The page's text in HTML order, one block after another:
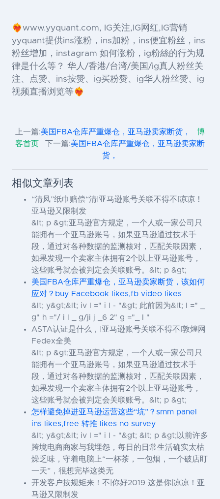
❤️‍🔥www.yyquant.com, IG关注,IG网红,IG营销
yyquant提供ins涨粉，ins加粉，ins便宜粉丝，ins
粉丝增加，instagram 如何涨粉，ig粉絲的行为规
律是什么等？ 华人/香港/台湾/美国/ig真人粉丝关
注、点赞、ins按赞、ig买粉赞、ig华人粉丝赞、ig
视频直播浏览等❤️‍🔥
上一篇:美国FBA仓库严重爆仓，亚马逊卖家断货，
博
客首页
下一篇:美国FBA仓库严重爆仓，亚马逊卖家断
货，
相似文章列表
“清凤”纸巾赔偿“清|亚马逊账号关联不得不|凉凉！
亚马逊又限制发
&lt; p &gt;亚马逊官方规定，一个人或一家公司只
能拥有一个亚马逊账号，如果亚马逊通过技术手
段，通过对各种数据的监测核对，匹配关联因素，
如果发现一个卖家主体拥有2个以上亚马逊账号，
这些账号就会被判定会关联账号。&lt; p &gt;
美国FBA仓库严重爆仓，亚马逊卖家断货，该如何
应对？buy Facebook likes,fb video likes
&lt; y&gt;&lt; iv l =" i l - "&gt; 此前因为&lt; l =" _
g" h ="/ i l _ g/ji j _6 2" g ="_ l "
ASTA认证是什么，|亚马逊账号关联不得不|敦煌网
Fedex全美
&lt; p &gt;亚马逊官方规定，一个人或一家公司只
能拥有一个亚马逊账号，如果亚马逊通过技术手
段，通过对各种数据的监测核对，匹配关联因素，
如果发现一个卖家主体拥有2个以上亚马逊账号，
这些账号就会被判定会关联账号。&lt; p &gt;
怎样避免掉进亚马逊运营这些“坑”？smm panel
ins likes,free 转推 likes no survey
&lt; y&gt;&lt; iv l =" i l - "&gt; &lt; p &gt;以前许多
跨境电商商家与我埋怨，每日的日常生活确实太枯
燥乏味，守着电脑上“一杯茶，一包烟，一个破店盯
一天”，很想完毕这类无
开发客户按规矩来！不|你好2019 这是你|凉凉！亚
马逊又限制发